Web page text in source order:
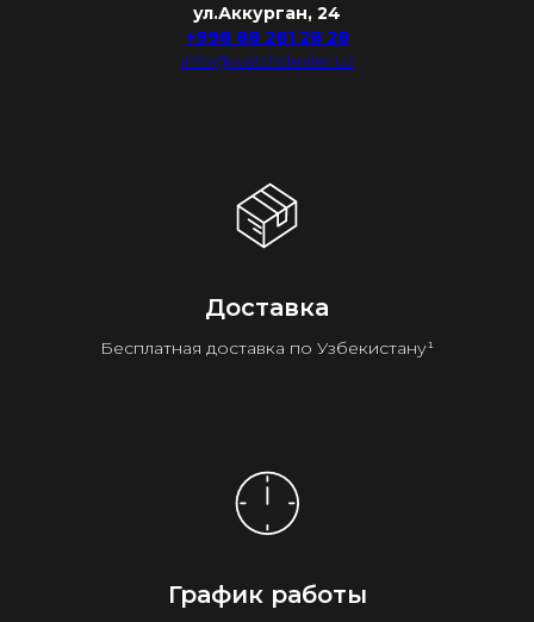
ул.Аккурган, 24
+998 88 281 28 28
info@watchdealer.uz
Доставка
Бесплатная доставка по Узбекистану¹
График работы